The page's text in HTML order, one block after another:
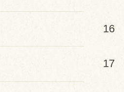
16
17